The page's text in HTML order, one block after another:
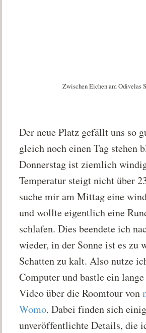
Zwischen Eichen am Odivelas
Der neue Platz gefällt uns so
gleich noch einen Tag stehen
Donnerstag ist ziemlich
Temperatur steigt nicht über
suche mir am Mittag eine
und wollte eigentlich eine
schlafen. Dies beendete ich
wieder, in der Sonne ist es zu
Schatten zu kalt. Also nutze
Computer und bastle ein
Video über die Roomtour von
Womo. Dabei finden sich
unveröffentlichte Details, die